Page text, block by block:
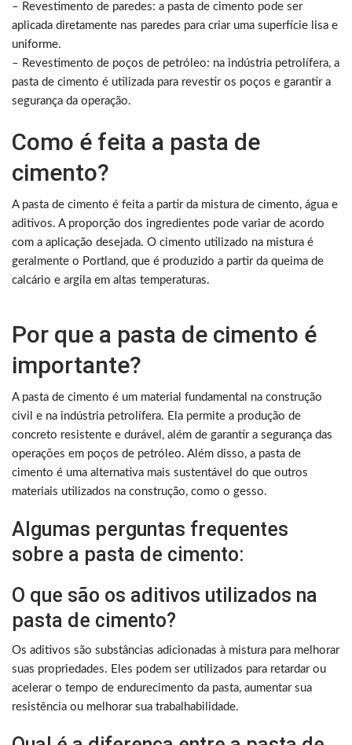
– Revestimento de paredes: a pasta de cimento pode ser
aplicada diretamente nas paredes para criar uma superfície lisa e
uniforme.
– Revestimento de poços de petróleo: na indústria petrolífera, a
pasta de cimento é utilizada para revestir os poços e garantir a
segurança da operação.
Como é feita a pasta de
cimento?
A pasta de cimento é feita a partir da mistura de cimento, água e
aditivos. A proporção dos ingredientes pode variar de acordo
com a aplicação desejada. O cimento utilizado na mistura é
geralmente o Portland, que é produzido a partir da queima de
calcário e argila em altas temperaturas.
Por que a pasta de cimento é
importante?
A pasta de cimento é um material fundamental na construção
civil e na indústria petrolífera. Ela permite a produção de
concreto resistente e durável, além de garantir a segurança das
operações em poços de petróleo. Além disso, a pasta de
cimento é uma alternativa mais sustentável do que outros
materiais utilizados na construção, como o gesso.
Algumas perguntas frequentes
sobre a pasta de cimento:
O que são os aditivos utilizados na
pasta de cimento?
Os aditivos são substâncias adicionadas à mistura para melhorar
suas propriedades. Eles podem ser utilizados para retardar ou
acelerar o tempo de endurecimento da pasta, aumentar sua
resistência ou melhorar sua trabalhabilidade.